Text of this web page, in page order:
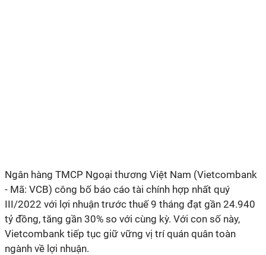
Ngân hàng TMCP Ngoại thương Việt Nam (Vietcombank
- Mã: VCB) công bố báo cáo tài chính hợp nhất quý
III/2022 với lợi nhuận trước thuế 9 tháng đạt gần 24.940
tỷ đồng, tăng gần 30% so với cùng kỳ. Với con số này,
Vietcombank tiếp tục giữ vững vị trí quán quân toàn
ngành về lợi nhuận.